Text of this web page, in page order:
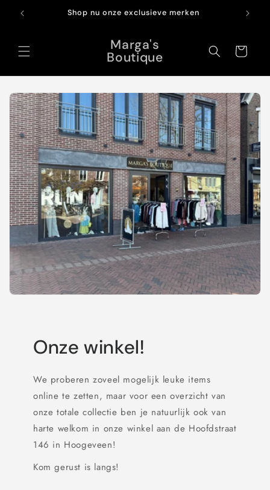
naar de
Shop nu onze exclusieve merken
Marga's
Boutique Winkelwagen
Onze winkel!
We proberen zoveel mogelijk leuke items
online te zetten, maar voor een overzicht van
onze totale collectie ben je natuurlijk ook van
harte welkom in onze winkel aan de Hoofdstraat
146 in Hoogeveen!
Kom gerust is langs!